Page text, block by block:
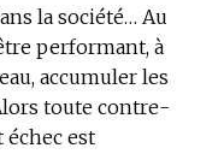
la société… Au
performant, à
accumuler les
toute contre-
est